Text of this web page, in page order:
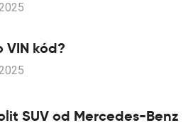
VIN kód?
SUV od Mercedes-Benz